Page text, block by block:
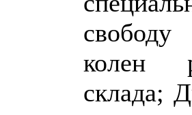
колен
склада;